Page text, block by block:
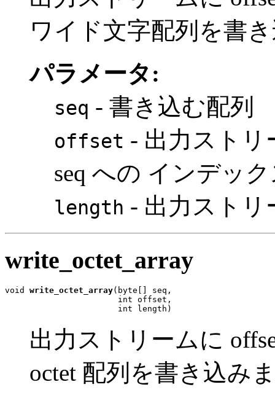
ワイド文字配列を書
パラメータ:
seq - 書き込む配列
offset - 出力ストリ
seq への インデッ
length - 出力ストリ
write_octet_array
void write_octet_array(byte[] seq,
                       int offset,
                       int length)
出力ストリームに
octet 配列を書き込み